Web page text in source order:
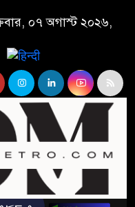
০৭ অগাস্ট ২০২৬,